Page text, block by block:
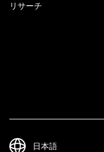
リサーチ